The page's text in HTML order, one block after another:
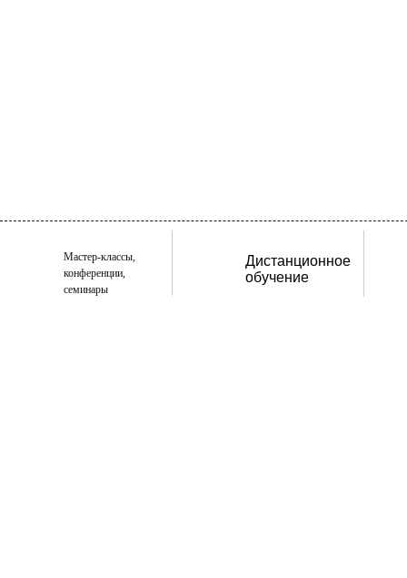
Мастер-классы,
конференции,
семинары
Дистанционное
обучение